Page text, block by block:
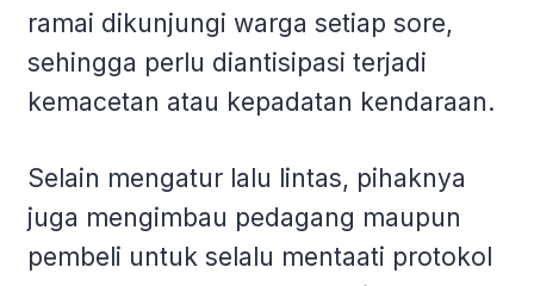
ramai dikunjungi warga setiap sore,
sehingga perlu diantisipasi terjadi
kemacetan atau kepadatan kendaraan.
Selain mengatur lalu lintas, pihaknya
juga mengimbau pedagang maupun
pembeli untuk selalu mentaati protokol